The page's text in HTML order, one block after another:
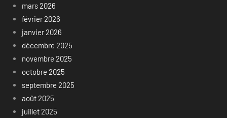
mars 2026
février 2026
janvier 2026
décembre 2025
novembre 2025
octobre 2025
septembre 2025
août 2025
juillet 2025